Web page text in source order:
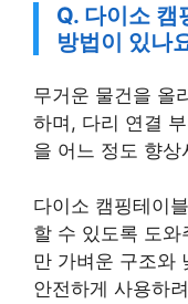
Q. 다이소 캠
방법이 있나
무거운 물건을 올
하며, 다리 연결
을 어느 정도 향
다이소 캠핑테이
할 수 있도록 도와
만 가벼운 구조와
안전하게 사용하